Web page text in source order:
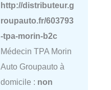
http://distributeur.g
roupauto.fr/603793
-tpa-morin-b2c
Médecin TPA Morin
Auto Groupauto à
domicile : non